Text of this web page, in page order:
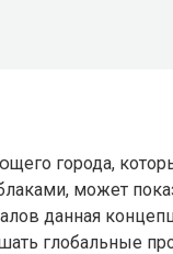
города,
может
данная
глобальные